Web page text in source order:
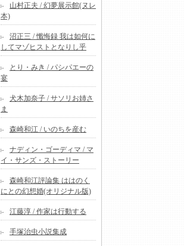
山村正夫 / 幻夢展示館(ヌレ
本)
沼正三 / 懺悔録 我は如何に
してマゾヒストとなりし乎
とり・みき / パシパエーの
宴
犬木加奈子 / サソリお姉さ
ま
森崎和江 / いのちを産む
ナディン・ゴーディマ / マ
イ・サンズ・ストーリー
森崎和江評論集 ははのく
にとの幻想婚(オリジナル版)
江藤淳 / 作家は行動する
手塚治虫小説集成